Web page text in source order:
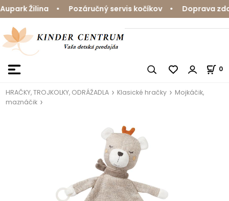
Žilina • Pozáručný servis kočíkov • Doprava
0
HRAČKY, TROJKOLKY, ODRÁŽADLA Klasické hračky
Mojkáčik,
maznáčik